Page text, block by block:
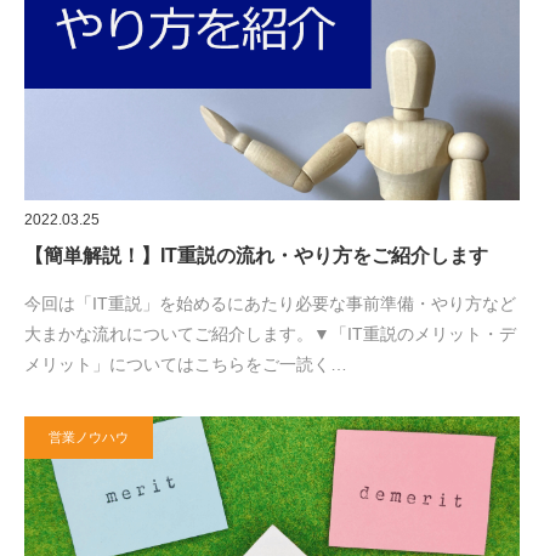
2022.03.25
【簡単解説！】IT重説の流れ・やり方をご紹介します
今回は「IT重説」を始めるにあたり必要な事前準備・やり方など
大まかな流れについてご紹介します。▼「IT重説のメリット・デ
メリット」についてはこちらをご一読く…
営業ノウハウ